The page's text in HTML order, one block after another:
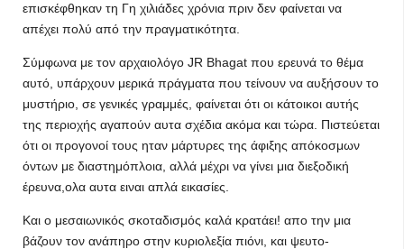
επισκέφθηκαν τη Γη χιλιάδες χρόνια πριν δεν φαίνεται να
απέχει πολύ από την πραγματικότητα.
Σύμφωνα με τον αρχαιολόγο JR Bhagat που ερευνά το θέμα
αυτό, υπάρχουν μερικά πράγματα που τείνουν να αυξήσουν το
μυστήριο, σε γενικές γραμμές, φαίνεται ότι οι κάτοικοι αυτής
της περιοχής αγαπούν αυτα σχέδια ακόμα και τώρα. Πιστεύεται
ότι οι προγονοί τους ηταν μάρτυρες της άφιξης απόκοσμων
όντων με διαστημόπλοια, αλλά μέχρι να γίνει μια διεξοδική
έρευνα,ολα αυτα ειναι απλά εικασίες.
Και ο μεσαιωνικός σκοταδισμός καλά κρατάει! απο την μια
βάζουν τον ανάπηρο στην κυριολεξία πιόνι, και ψευτο-